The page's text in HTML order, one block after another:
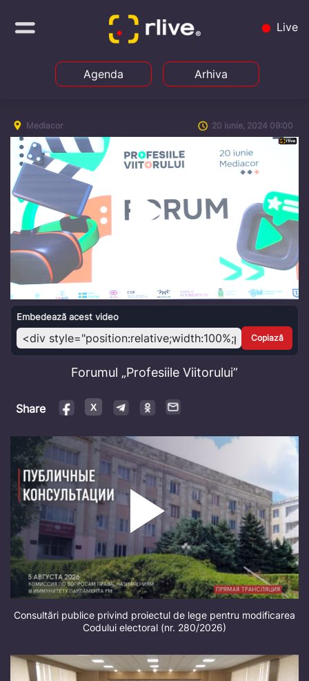
Live
Agenda Arhiva
Mediacor 20 iunie, 2024 09:00
Play
Video
Embedează acest video
Copiază
Forumul „Profesiile Viitorului”
Share
Consultări publice privind proiectul de lege pentru modificarea
Codului electoral (nr. 280/2026)